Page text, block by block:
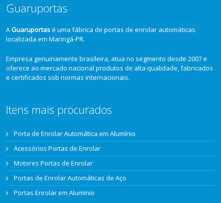
Guaruportas
AGuaruportasé uma fábrica de portas de enrolar automáticas
localizada em Maringá-PR.
Empresa genuinamente brasileira, atua no segmento desde 2007 e
oferece ao mercado nacional produtos de alta qualidade, fabricados
e certificados sob normas internacionais.
Itens mais procurados
Porta de Enrolar Automática em Alumínio
Acessórios Portas de Enrolar
Motores Portas de Enrolar
Portas de Enrolar Automáticas de Aço
Portas Enrolar em Alumínio